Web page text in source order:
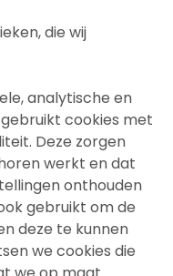
die wij
analytische en
cookies met
Deze zorgen
werkt en dat
onthouden
gebruikt om de
deze te kunnen
we cookies die